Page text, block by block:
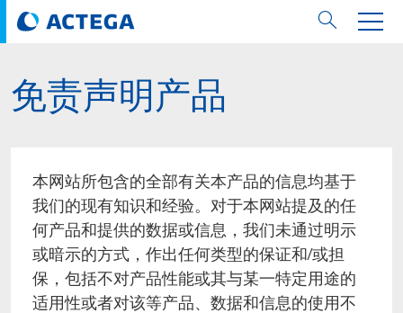
免责声明产品
本网站所包含的全部有关本产品的信息均基于
我们的现有知识和经验。对于本网站提及的任
何产品和提供的数据或信息，我们未通过明示
或暗示的方式，作出任何类型的保证和/或担
保，包括不对产品性能或其与某一特定用途的
适用性或者对该等产品、数据和信息的使用不
用纸张和纸板
用纸张和纸板
油墨
粘合剂
用于软包装和铝箔
油墨
粘合剂
对于标签
对于标签
油墨
粘合剂
用于金属包装和封口
用于金属包装和封口
密封胶
油墨
密封垫片粒料
Technologies
Technologies
ECOLEAF®
ROTARflow
Signite®
品牌
ACTEbond
ACTEcoat
ACTEseal
服务
涂料用量计算器
知识
线上问题解决
印样
可持续性
循环经济
体系认证
安全有序
PPWR
Bees at ACTEGA
ACTEGA Bag
关于阿塔卡
Management Team
品牌承诺
业务线
软包业务部
纸品业务部
公司介绍
ACTEGA Do Brasil
ACTEGA Foshan
ACTEGA GmbH
新闻与活动
展会与活动
年新闻发布
Newsletter
English
Français
Chinese
Portuguese
欧洲、中东和非洲 (EMEA)
大中华区
北美州
南美州